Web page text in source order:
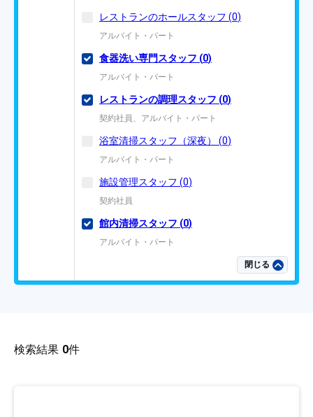
レストランのホールスタッフ (0)
アルバイト・パート
食器洗い専門スタッフ (0)
アルバイト・パート
レストランの調理スタッフ (0)
契約社員、アルバイト・パート
浴室清掃スタッフ（深夜） (0)
アルバイト・パート
施設管理スタッフ (0)
契約社員
館内清掃スタッフ (0)
アルバイト・パート
閉じる
検索結果 0件